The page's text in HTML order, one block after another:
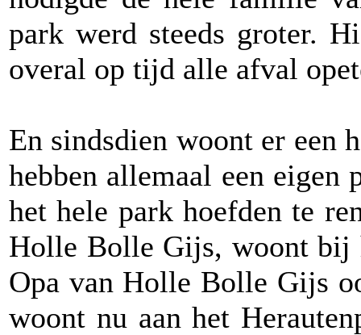
park werd steeds groter.
overal op tijd alle afval
En sindsdien woont er
hebben allemaal een eigen
het hele park hoefden te
Holle Bolle Gijs, woont
Opa van Holle Bolle Gijs
woont nu aan het